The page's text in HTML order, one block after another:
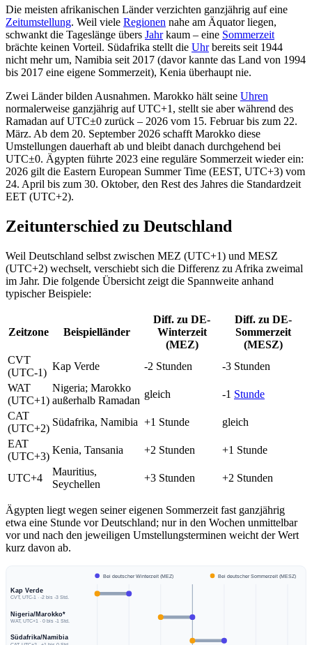
Die meisten afrikanischen Länder verzichten ganzjährig auf eine
Zeitumstellung. Weil viele Regionen nahe am Äquator liegen,
schwankt die Tageslänge übers Jahrkaum – eine Sommerzeit
brächte keinen Vorteil. Südafrika stellt die Uhrbereits seit 1944
nicht mehr um, Namibia seit 2017 (davor kannte das Land von 1994
bis 2017 eine eigene Sommerzeit), Kenia überhaupt nie.
Zwei Länder bilden Ausnahmen. Marokko hält seine Uhren
normalerweise ganzjährig auf UTC+1, stellt sie aber während des
Ramadan auf UTC±0 zurück – 2026 vom 15. Februar bis zum 22.
März. Ab dem 20. September 2026 schafft Marokko diese
Umstellungen dauerhaft ab und bleibt danach durchgehend bei
UTC±0. Ägypten führte 2023 eine reguläre Sommerzeit wieder ein:
2026 gilt die Eastern European Summer Time (EEST, UTC+3) vom
24. April bis zum 30. Oktober, den Rest des Jahres die Standardzeit
EET (UTC+2).
Zeitunterschied zu Deutschland
Weil Deutschland selbst zwischen MEZ (UTC+1) und MESZ
(UTC+2) wechselt, verschiebt sich die Differenz zu Afrika zweimal
im Jahr. Die folgende Übersicht zeigt die Spannweite anhand
typischer Beispiele:
Zeitzone Beispielländer
Diff. zu DE-
Winterzeit
(MEZ)
Diff. zu DE-
Sommerzeit
(MESZ)
CVT
(UTC-1)
Kap Verde -2 Stunden
-3 Stunden
WAT
(UTC+1)
Nigeria; Marokko
außerhalb Ramadan
gleich -1 Stunde
CAT
(UTC+2)
Südafrika, Namibia +1 Stunde
gleich
EAT
(UTC+3)
Kenia, Tansania +2 Stunden +1 Stunde
UTC+4
Mauritius,
Seychellen
+3 Stunden +2 Stunden
Ägypten liegt wegen seiner eigenen Sommerzeit fast ganzjährig
etwa eine Stunde vor Deutschland; nur in den Wochen unmittelbar
vor und nach den jeweiligen Umstellungsterminen weicht der Wert
kurz davon ab.
Bei deutscher Winterzeit (MEZ) Bei deutscher Sommerzeit (MESZ)
Kap Verde
CVT, UTC-1 · -2 bis -3 Std.
Nigeria/Marokko*
WAT, UTC+1 · 0 bis -1 Std.
Südafrika/Namibia